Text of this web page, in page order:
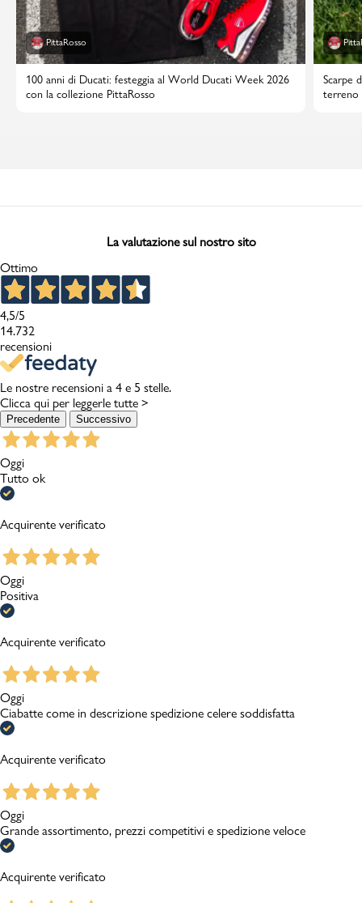
PittaRosso
100 anni di Ducati: festeggia al World Ducati Week 2026
con la collezione PittaRosso
Scarpe
terreno
La valutazione sul nostro sito
Ottimo
4,5/5
14.732
recensioni
Le nostre recensioni a 4 e 5 stelle.
Clicca qui per leggerle tutte >
Precedente Successivo
Oggi
Tutto ok
Acquirente verificato
Oggi
Positiva
Acquirente verificato
Oggi
Ciabatte come in descrizione spedizione celere soddisfatta
Acquirente verificato
Oggi
Grande assortimento, prezzi competitivi e spedizione veloce
Acquirente verificato